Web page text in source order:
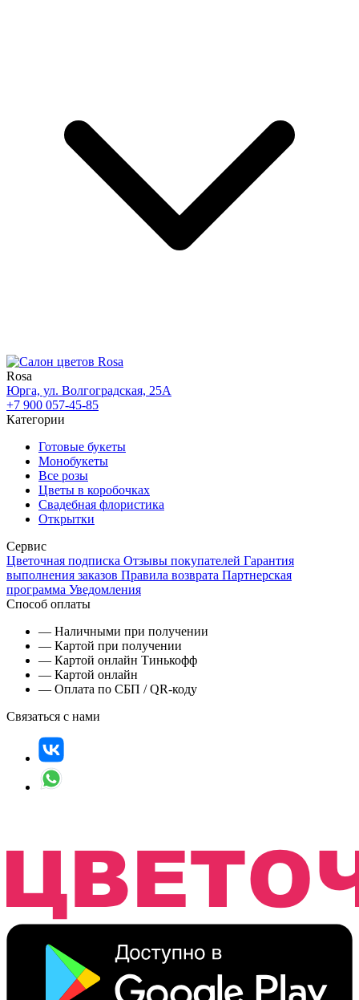
Rosa
Юрга, ул. Волгоградская, 25А
+7 900 057-45-85
Категории
Готовые букеты
Монобукеты
Все розы
Цветы в коробочках
Свадебная флористика
Открытки
Сервис
Цветочная подписка Отзывы покупателей Гарантия
выполнения заказов Правила возврата Партнерская
программа Уведомления
Способ оплаты
— Наличными при получении
— Картой при получении
— Картой онлайн Тинькофф
— Картой онлайн
— Оплата по СБП / QR-коду
Связаться с нами